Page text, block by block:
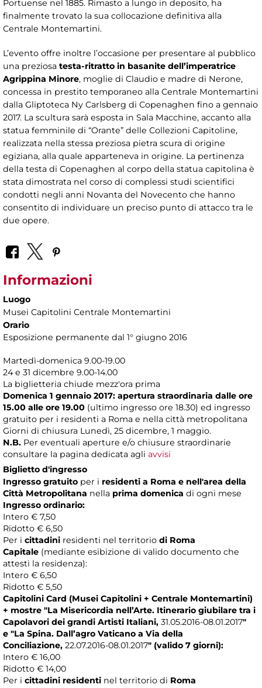
Portuense nel 1885. Rimasto a lungo in deposito, ha
finalmente trovato la sua collocazione definitiva alla
Centrale Montemartini.
L’evento offre inoltre l’occasione per presentare al pubblico
una preziosa testa-ritratto in basanite dell’imperatrice
Agrippina Minore, moglie di Claudio e madre di Nerone,
concessa in prestito temporaneo alla Centrale Montemartini
dalla Gliptoteca Ny Carlsberg di Copenaghen fino a gennaio
2017. La scultura sarà esposta in Sala Macchine, accanto alla
statua femminile di “Orante” delle Collezioni Capitoline,
realizzata nella stessa preziosa pietra scura di origine
egiziana, alla quale apparteneva in origine. La pertinenza
della testa di Copenaghen al corpo della statua capitolina è
stata dimostrata nel corso di complessi studi scientifici
condotti negli anni Novanta del Novecento che hanno
consentito di individuare un preciso punto di attacco tra le
due opere.
Informazioni
Luogo
Musei Capitolini Centrale Montemartini
Orario
Esposizione permanente dal 1° giugno 2016
Martedì-domenica 9.00-19.00
24 e 31 dicembre 9.00-14.00
La biglietteria chiude mezz'ora prima
Domenica 1 gennaio 2017: apertura straordinaria dalle ore
15.00 alle ore 19.00 (ultimo ingresso ore 18.30) ed ingresso
gratuito per i residenti a Roma e nella città metropolitana
Giorni di chiusura Lunedì, 25 dicembre, 1 maggio.
N.B. Per eventuali aperture e/o chiusure straordinarie
consultare la pagina dedicata agli avvisi
Biglietto d'ingresso
Ingresso gratuito per i residenti a Roma e nell'area della
Città Metropolitana nella prima domenica di ogni mese
Ingresso ordinario:
Intero € 7,50
Ridotto € 6,50
Per i cittadini residenti nel territorio di Roma
Capitale (mediante esibizione di valido documento che
attesti la residenza):
Intero € 6,50
Ridotto € 5,50
Capitolini Card (Musei Capitolini + Centrale Montemartini)
+ mostre "La Misericordia nell’Arte. Itinerario giubilare tra i
Capolavori dei grandi Artisti Italiani, 31.05.2016-08.01.2017"
e "La Spina. Dall’agro Vaticano a Via della
Conciliazione, 22.07.2016-08.01.2017" (valido 7 giorni):
Intero € 16,00
Ridotto € 14,00
Per i cittadini residenti nel territorio di Roma